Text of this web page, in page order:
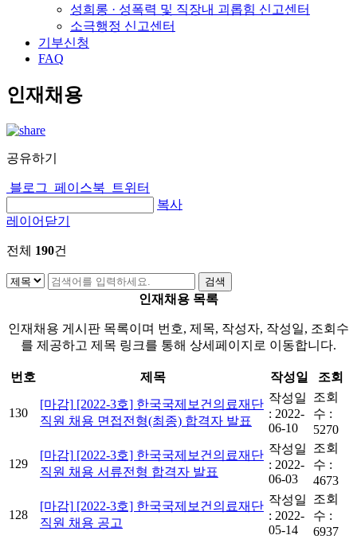
성희롱 · 성폭력 및 직장내 괴롭힘 신고센터
소극행정 신고센터
기부신청
FAQ
인재채용
공유하기
블로그 페이스북
트위터
복사
레이어닫기
전체 190건
인재채용 목록
인재채용 게시판 목록이며 번호, 제목, 작성자, 작성일, 조회수
를 제공하고 제목 링크를 통해 상세페이지로 이동합니다.
번호 제목 작성일 조회
130
[마감] [2022-3호] 한국국제보건의료재단
직원 채용 면접전형(최종) 합격자 발표
작성일
: 2022-
06-10
조회
수 :
5270
129
[마감] [2022-3호] 한국국제보건의료재단
직원 채용 서류전형 합격자 발표
작성일
: 2022-
06-03
조회
수 :
4673
128
[마감] [2022-3호] 한국국제보건의료재단
직원 채용 공고
작성일
: 2022-
05-14
조회
수 :
6937